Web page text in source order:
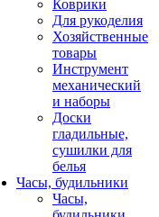
Коврики
Для рукоделия
Хозяйственные
товары
Инструмент
механический
и наборы
Доски
гладильные,
сушилки для
белья
Часы, будильники
Часы,